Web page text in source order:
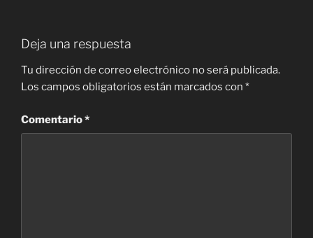
Deja una respuesta
Tu dirección de correo electrónico no será publicada.
Los campos obligatorios están marcados con *
Comentario*